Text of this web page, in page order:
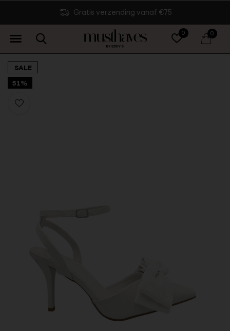
0 0
Gratis verzending vanaf €75
SALE
51%